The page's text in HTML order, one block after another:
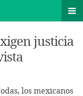
justicia
los mexicanos